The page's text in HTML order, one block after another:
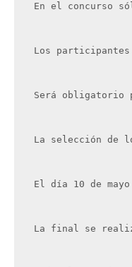
En el concurso
Los
Será obligatorio
La selección de
El día 10 de
La final se